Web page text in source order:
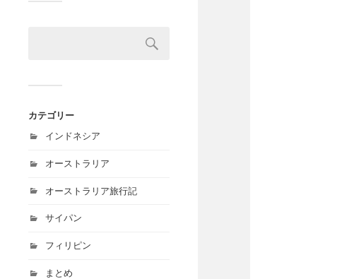
カテゴリー
インドネシア
オーストラリア
オーストラリア旅行記
サイパン
フィリピン
まとめ